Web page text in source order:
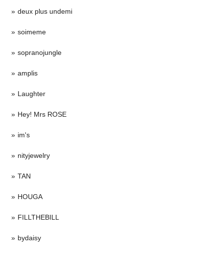
deux plus undemi
soimeme
sopranojungle
amplis
Laughter
Hey! Mrs ROSE
im's
nityjewelry
TAN
HOUGA
FILLTHEBILL
bydaisy